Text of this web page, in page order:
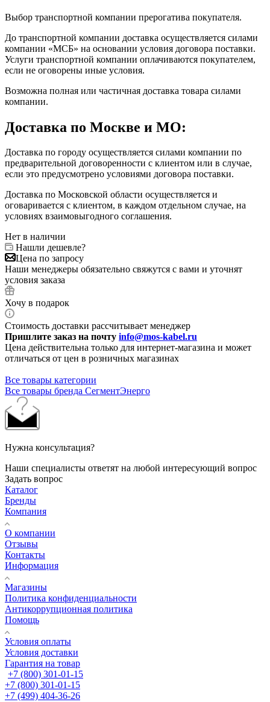
Выбор транспортной компании прерогатива покупателя.
До транспортной компании доставка осуществляется силами
компании «МСБ» на основании условия договора поставки.
Услуги транспортной компании оплачиваются покупателем,
если не оговорены иные условия.
Возможна полная или частичная доставка товара силами
компании.
Доставка по Москве и МО:
Доставка по городу осуществляется силами компании по
предварительной договоренности с клиентом или в случае,
если это предусмотрено условиями договора поставки.
Доставка по Московской области осуществляется и
оговаривается с клиентом, в каждом отдельном случае, на
условиях взаимовыгодного соглашения.
Нет в наличии
Нашли дешевле?
Цена по запросу
Наши менеджеры обязательно свяжутся с вами и уточнят
условия заказа
Хочу в подарок
Стоимость доставки рассчитывает менеджер
Пришлите заказ на почту info@mos-kabel.ru
Цена действительна только для интернет-магазина и может
отличаться от цен в розничных магазинах
Все товары категории
Все товары бренда СегментЭнерго
Нужна консультация?
Наши специалисты ответят на любой интересующий вопрос
Задать вопрос
Каталог
Бренды
Компания
О компании
Отзывы
Контакты
Информация
Магазины
Политика конфиденциальности
Антикоррупционная политика
Помощь
Условия оплаты
Условия доставки
Гарантия на товар
+7 (800) 301-01-15
+7 (800) 301-01-15
+7 (499) 404-36-26